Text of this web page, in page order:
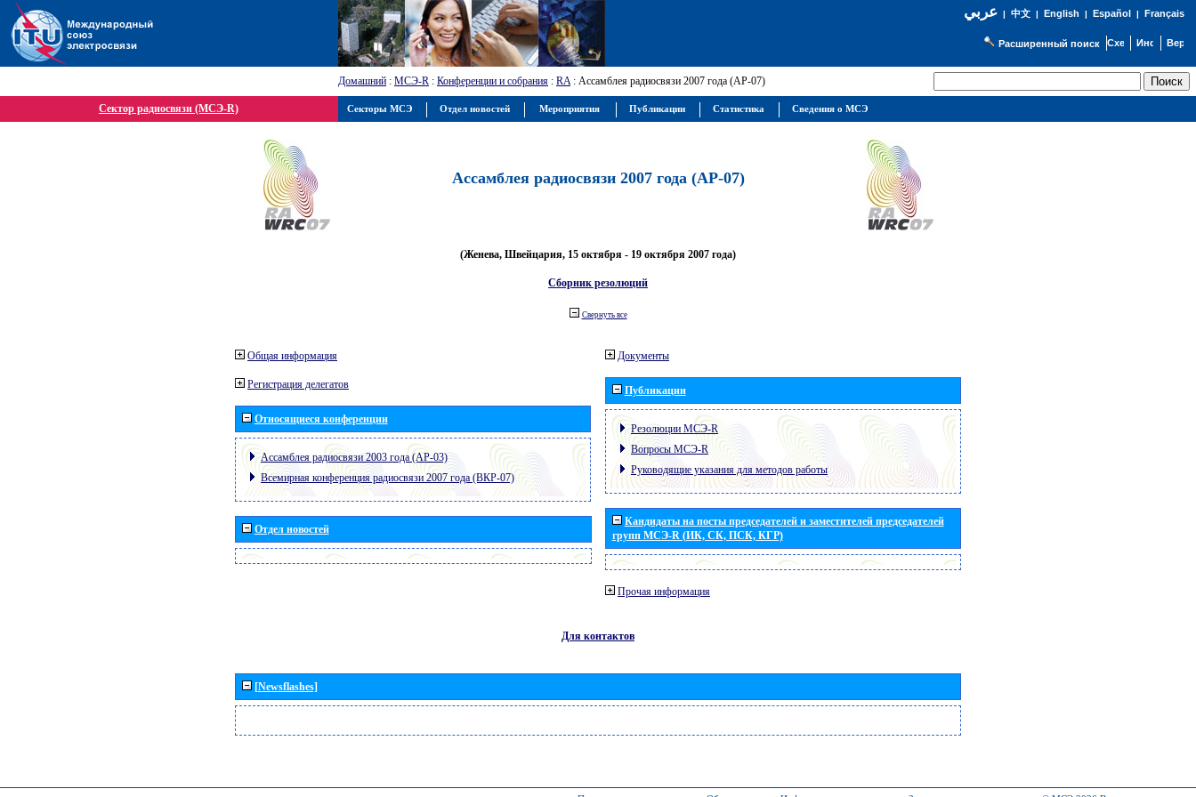
عربي| 中文| English | Español | Français
Расширенный поиск
Домашний : МСЭ-R : Конференции и собрания : RA: Ассамблея радиосвязи 2007 года (АР-07)
Сектор радиосвязи (МСЭ-R)
Ассамблея радиосвязи 2007 года (АР-07)
(Женева, Швейцария, 15 октября - 19 октября 2007 года)
Сборник резолюций
Свернуть все
Общая информация
Регистрация делегатов
Относящиеся конференции
Ассамблея радиосвязи 2003 года (АР-03)
Всемирная конференция радиосвязи 2007 года (ВКР-07)
Отдел новостей
Документы
Публикации
Резолюции МСЭ-R
Вопросы МСЭ-R
Руководящие указания для методов работы
Кандидаты на посты председателей и заместителей председателей
групп МСЭ-R (ИК, СК, ПСК, КГР)
Прочая информация
Для контактов
[Newsflashes]
Секторы МСЭ Отдел новостей Мероприятия Публикации Статистика Сведения о МСЭ